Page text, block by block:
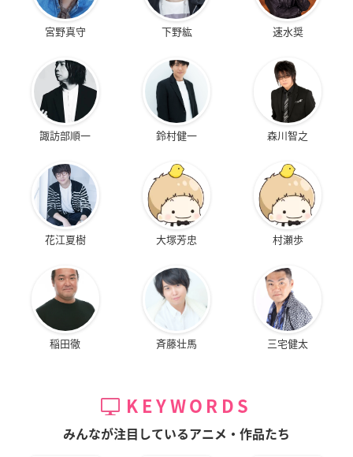
宮野真守 下野紘 速水奨
諏訪部順一 鈴村健一 森川智之
花江夏樹 大塚芳忠 村瀬歩
稲田徹 斉藤壮馬 三宅健太
KEYWORDS
みんなが注目しているアニメ・作品たち